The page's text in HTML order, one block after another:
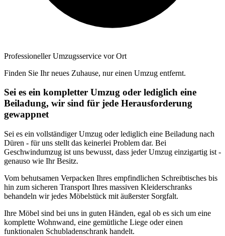
Professioneller Umzugsservice vor Ort
Finden Sie Ihr neues Zuhause, nur einen Umzug entfernt.
Sei es ein kompletter Umzug oder lediglich eine
Beiladung, wir sind für jede Herausforderung
gewappnet
Sei es ein vollständiger Umzug oder lediglich eine Beiladung nach
Düren - für uns stellt das keinerlei Problem dar. Bei
Geschwindumzug ist uns bewusst, dass jeder Umzug einzigartig ist -
genauso wie Ihr Besitz.
Vom behutsamen Verpacken Ihres empfindlichen Schreibtisches bis
hin zum sicheren Transport Ihres massiven Kleiderschranks
behandeln wir jedes Möbelstück mit äußerster Sorgfalt.
Ihre Möbel sind bei uns in guten Händen, egal ob es sich um eine
komplette Wohnwand, eine gemütliche Liege oder einen
funktionalen Schubladenschrank handelt.